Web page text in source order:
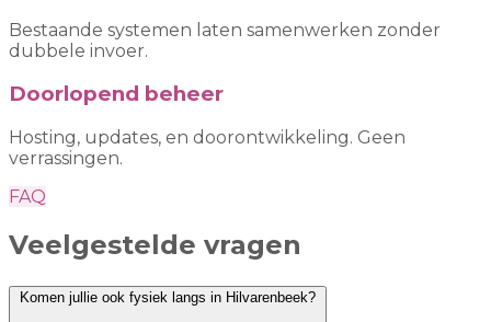
Bestaande systemen laten samenwerken zonder
dubbele invoer.
Doorlopend beheer
Hosting, updates, en doorontwikkeling. Geen
verrassingen.
FAQ
Veelgestelde vragen
Komen jullie ook fysiek langs in Hilvarenbeek?